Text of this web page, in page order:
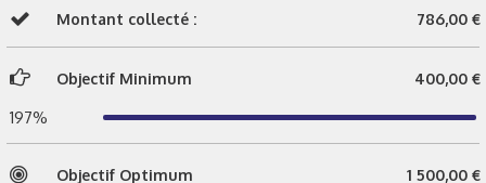
Montant collecté : 786,00 €
Objectif Minimum 400,00 €
197%
Objectif Optimum 1 500,00 €